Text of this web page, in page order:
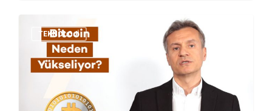
TEKNOLOJI